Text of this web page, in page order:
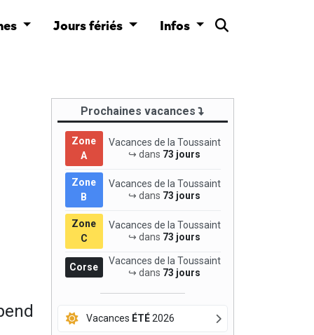
Jours fériés Infos
Prochaines vacances
Zone
A
Vacances de la Toussaint
↪ dans 73 jours
Zone
B
Vacances de la Toussaint
↪ dans 73 jours
Zone
C
Vacances de la Toussaint
↪ dans 73 jours
Corse
Vacances de la Toussaint
↪ dans 73 jours
Vacances ÉTÉ2026